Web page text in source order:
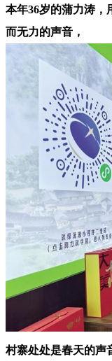
本年36岁的蒲力涛，
而无力的声音，
村寨处处是春天的